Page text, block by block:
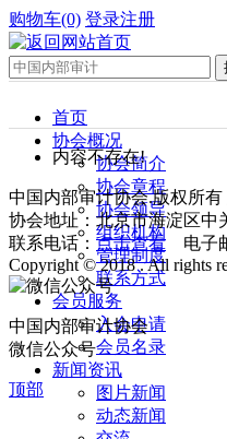
购物车(0) 登录注册
首页
协会概况
协会简介
协会章程
协会领导
组织机构
管理制度
联系方式
会员服务
入会申请
会员名录
新闻资讯
图片新闻
动态新闻
内容不存在!
中国内部审计协会.版权所有
协会地址：北京市海淀区中
联系电话： 点击查看 电子
Copyright © 2018 . All rights
中国内部审计协会
微信公众号
顶部